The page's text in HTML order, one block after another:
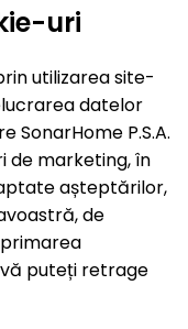
uri
utilizarea site-
datelor
P.S.A.
de marketing, în
așteptărilor,
de
puteți retrage